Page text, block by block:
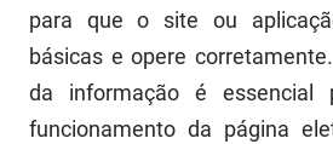
para que o site ou
básicas e opere corretamente.
da informação é essencial
funcionamento da página